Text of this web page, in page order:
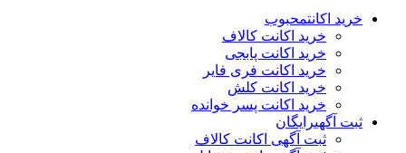
خرید اکانتمحبوب
خرید اکانت کالاف
خرید اکانت پابجی
خرید اکانت فری فایر
خرید اکانت کلش
خرید اکانت پسر خوانده
ثبت آگهیرایگان
ثبت آگهی اکانت کالاف